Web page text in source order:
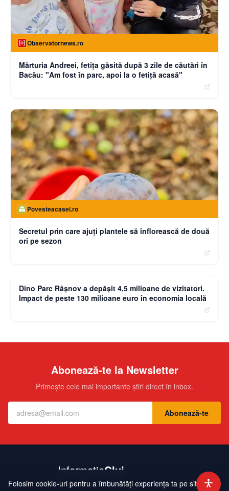
Observatornews.ro
Mărturia Andreei, fetiţa găsită după 3 zile de căutări în
Bacău: "Am fost în parc, apoi la o fetiţă acasă"
Povesteacasei.ro
Secretul prin care ajuți plantele să înflorească de două
ori pe sezon
Dino Parc Râșnov a depășit 4,5 milioane de vizitatori.
Impact de peste 130 milioane euro în economia locală
Abonează-te la Newsletter
Primește cele mai importante știri direct în inbox.
Abonează-te
ContactEchipa Publicitate Politică de ConfidențialitateHartă Site
Folosim cookie-uri pentru a îmbunătăți experiența ta pe site.